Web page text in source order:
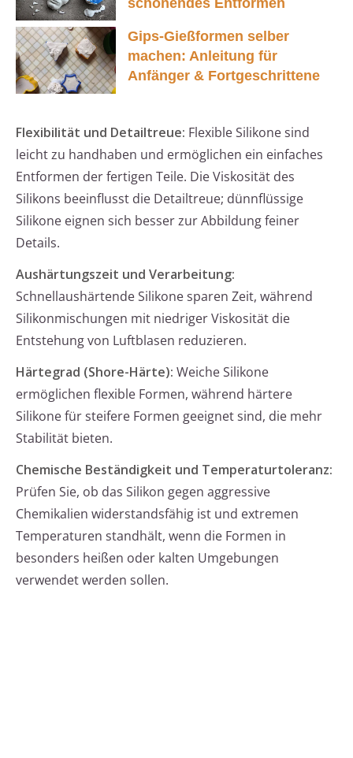
Gips-Gießformen selber
machen: Anleitung für
Anfänger & Fortgeschrittene
Flexibilität und Detailtreue: Flexible Silikone sind
leicht zu handhaben und ermöglichen ein einfaches
Entformen der fertigen Teile. Die Viskosität des
Silikons beeinflusst die Detailtreue; dünnflüssige
Silikone eignen sich besser zur Abbildung feiner
Details.
Aushärtungszeit und Verarbeitung:
Schnellaushärtende Silikone sparen Zeit, während
Silikonmischungen mit niedriger Viskosität die
Entstehung von Luftblasen reduzieren.
Härtegrad (Shore-Härte): Weiche Silikone
ermöglichen flexible Formen, während härtere
Silikone für steifere Formen geeignet sind, die mehr
Stabilität bieten.
Chemische Beständigkeit und Temperaturtoleranz:
Prüfen Sie, ob das Silikon gegen aggressive
Chemikalien widerstandsfähig ist und extremen
Temperaturen standhält, wenn die Formen in
besonders heißen oder kalten Umgebungen
verwendet werden sollen.